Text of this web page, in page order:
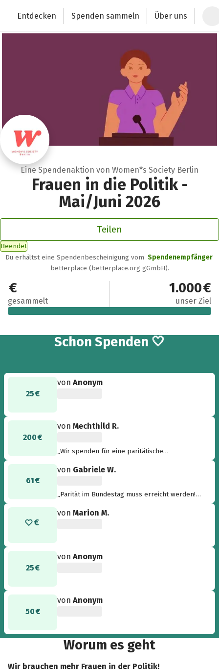
Deutschlands größte Spendenplattform
Entdecken Spenden sammeln Über uns
Eine Spendenaktion von Women*s Society Berlin
Frauen in die Politik -
Mai/Juni 2026
Teilen
Beendet
Du erhältst eine Spendenbescheinigung vom Spendenempfänger
betterplace (betterplace.org gGmbH).
1.026 €
gesammelt
1.000 €
unser Ziel
Schon 16
Spenden 🤍
25 €
vonAnonym
200 €
vonMechthild R.
„Wir spenden für eine paritätische
61 €
von Gabriele W.
„Parität im Bundestag muss erreicht werden!
gefordert.“
vonMarion M.
25 €
vonAnonym
50 €
vonAnonym
Worum es geht
Wir brauchen mehr Frauen in der Politik!